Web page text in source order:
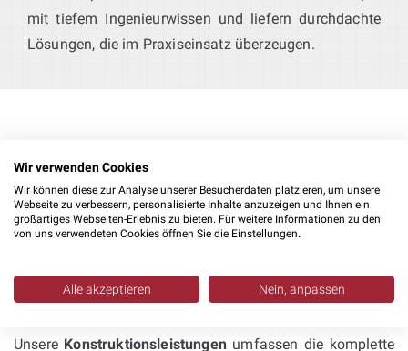
mit tiefem Ingenieurwissen und liefern durchdachte
Lösungen, die im Praxiseinsatz überzeugen.
Konstruktion mit Inventor &
SolidWorks – umfassende
Kompetenz im
Sondermaschinenbau
Unsere Konstruktionsleistungen umfassen die komplette
Wir verwenden Cookies
Wir können diese zur Analyse unserer Besucherdaten platzieren, um unsere
Webseite zu verbessern, personalisierte Inhalte anzuzeigen und Ihnen ein
großartiges Webseiten-Erlebnis zu bieten. Für weitere Informationen zu den
von uns verwendeten Cookies öffnen Sie die Einstellungen.
Alle akzeptieren Nein, anpassen